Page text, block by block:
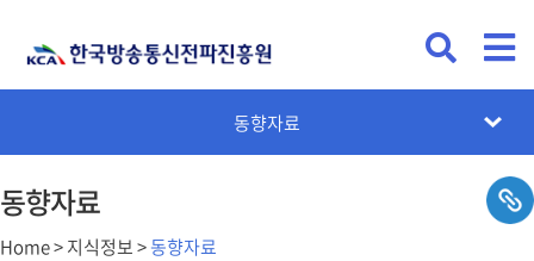
동향자료
연구보고서
관계법령 및 규정
동향자료
Home > 지식정보 >동향자료